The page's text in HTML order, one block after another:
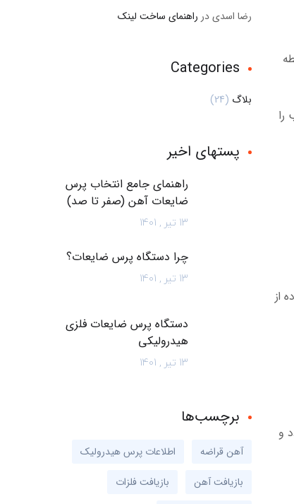
را
از
و
رضا اسدیدر راهنمای ساخت لینک
Categories
بلاگ (24)
پستهای اخیر
راهنمای جامع انتخاب پرس
ضایعات آهن (صفر تا صد)
13 تیر , 1401
چرا دستگاه پرس ضایعات؟
13 تیر , 1401
دستگاه پرس ضایعات فلزی
هیدرولیکی
13 تیر , 1401
برچسب‌ها
آهن قراضه
اطلاعات پرس هیدرولیک
بازیافت آهن
بازیافت فلزات